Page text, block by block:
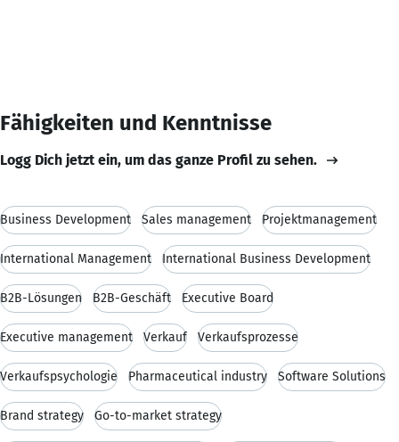
Fähigkeiten und Kenntnisse
Logg Dich jetzt ein, um das ganze Profil zu sehen.
Business Development Sales management Projektmanagement
International Management International Business Development
B2B-Lösungen B2B-Geschäft Executive Board
Executive management Verkauf Verkaufsprozesse
Verkaufspsychologie Pharmaceutical industry Software Solutions
Brand strategy Go-to-market strategy